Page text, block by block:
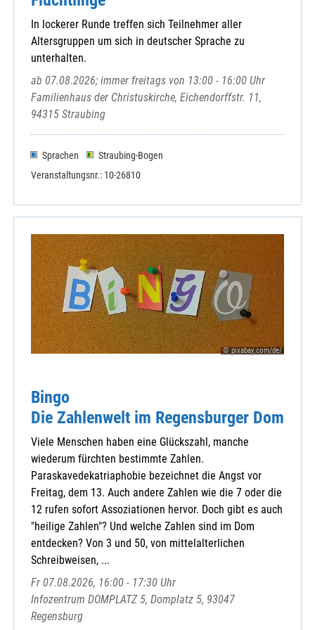
Windischeschenbach, St. Emmeram
Wurz, St. Matthäus
Ackermann-Gemeinde Weiden / Neustadt/WN
Ges. für Christl. - Jüd. Zusammenarbeit
Haus Johannisthal
KDFB Bezirk Vohenstrauß
KDFB Bezirk Weiden
KEB Neustadt-Weiden
KEB Neustadt-Weiden e.V.
KLB-Kreisverband
KoKi Neustadt a. d. Waldnaab
Malteser-Hospizdienst
Speinshart Kloster - Begegnungsstätte
St.-Michaels-Bund
In lockerer Runde treffen sich Teilnehmer aller
Altersgruppen um sich in deutscher Sprache zu
unterhalten.
ab 07.08.2026; immer freitags von 13:00 - 16:00 Uhr
Familienhaus der Christuskirche, Eichendorffstr. 11,
94315 Straubing
Sprachen
Straubing-Bogen
Veranstaltungsnr.: 10-26810
© pixabay.com/de/
Bingo
Die Zahlenwelt im Regensburger Dom
Viele Menschen haben eine Glückszahl, manche
wiederum fürchten bestimmte Zahlen.
Paraskavedekatriaphobie bezeichnet die Angst vor
Freitag, dem 13. Auch andere Zahlen wie die 7 oder die
12 rufen sofort Assoziationen hervor. Doch gibt es auch
"heilige Zahlen"? Und welche Zahlen sind im Dom
entdecken? Von 3 und 50, von mittelalterlichen
Schreibweisen, ...
Fr 07.08.2026, 16:00 - 17:30 Uhr
Infozentrum DOMPLATZ 5, Domplatz 5, 93047
Regensburg